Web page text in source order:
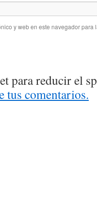
y web en este navegador para
para reducir el
tus comentarios.